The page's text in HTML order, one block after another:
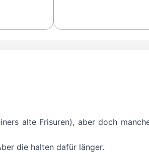
alte Frisuren), aber doch
die halten dafür länger.